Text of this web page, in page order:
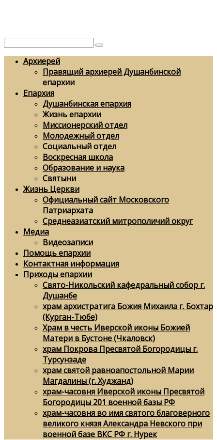
Архиерей
Правящий архиерей Душанбинской
епархии
Епархия
Душанбинская епархия
Жизнь епархии
Миссионерский отдел
Молодежный отдел
Социальный отдел
Воскресная школа
Образование и наука
Святыни
Жизнь Церкви
Официальный сайт Московского
Патриархата
Среднеазиатский митрополичий округ
Медиа
Видеозаписи
Помощь епархии
Контактная информация
Приходы епархии
Свято-Никольский кафедральный собор г.
Душанбе
храм архистратига Божия Михаила г. Бохтар
(Курган-Тюбе)
Храм в честь Иверской иконы Божией
Матери в Бустоне (Чкаловск)
храм Покрова Пресвятой Богородицы г.
Турсунзаде
храм святой равноапостольной Марии
Магдалины (г. Худжанд)
храм-часовня Иверской иконы Пресвятой
Богородицы 201 военной базы РФ
храм-часовня во имя святого благоверного
великого князя Александра Невского при
военной базе ВКС РФ г. Нурек